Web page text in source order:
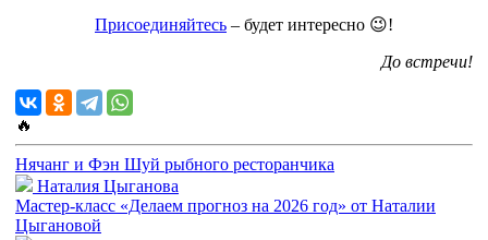
Присоединяйтесь – будет интересно 😉!
До встречи!
🔥
Нячанг и Фэн Шуй рыбного ресторанчика
Наталия Цыганова
Мастер-класс «Делаем прогноз на 2026 год» от Наталии
Цыгановой